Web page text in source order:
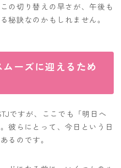
の切り替えの早さが、午後も
秘訣なのかもしれません。
ムーズに迎えるため
ですが、ここでも「明日へ
彼らにとって、今日という日
るのです。